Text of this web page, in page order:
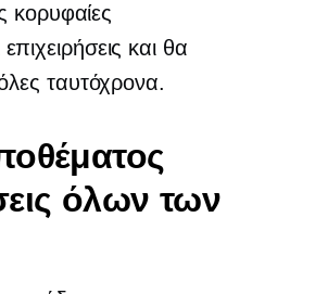
κορυφαίες
και θα
ταυτόχρονα.
όλων των